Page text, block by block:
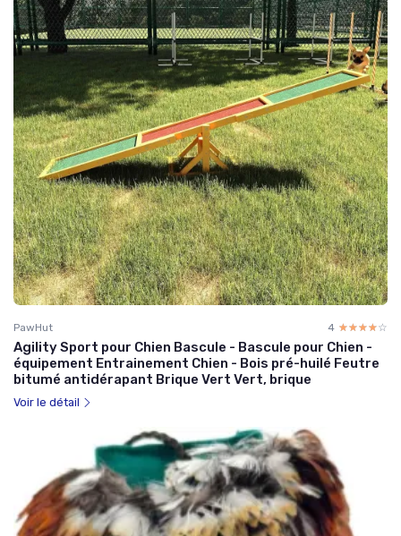
PawHut 4 ☆☆☆☆☆
★★★★★
Agility Sport pour Chien Bascule - Bascule pour Chien -
équipement Entrainement Chien - Bois pré-huilé Feutre
bitumé antidérapant Brique Vert Vert, brique
Voir le détail